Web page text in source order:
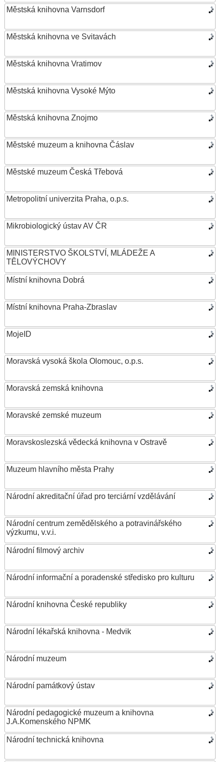
Městská knihovna Varnsdorf
Městská knihovna ve Svitavách
Městská knihovna Vratimov
Městská knihovna Vysoké Mýto
Městská knihovna Znojmo
Městské muzeum a knihovna Čáslav
Městské muzeum Česká Třebová
Metropolitní univerzita Praha, o.p.s.
Mikrobiologický ústav AV ČR
MINISTERSTVO ŠKOLSTVÍ, MLÁDEŽE A
TĚLOVÝCHOVY
Místní knihovna Dobrá
Místní knihovna Praha-Zbraslav
MojeID
Moravská vysoká škola Olomouc, o.p.s.
Moravská zemská knihovna
Moravské zemské muzeum
Moravskoslezská vědecká knihovna v Ostravě
Muzeum hlavního města Prahy
Národní akreditační úřad pro terciární vzdělávání
Národní centrum zemědělského a potravinářského
výzkumu, v.v.i.
Národní filmový archiv
Národní informační a poradenské středisko pro kulturu
Národní knihovna České republiky
Národní lékařská knihovna - Medvik
Národní muzeum
Národní památkový ústav
Národní pedagogické muzeum a knihovna
J.A.Komenského NPMK
Národní technická knihovna